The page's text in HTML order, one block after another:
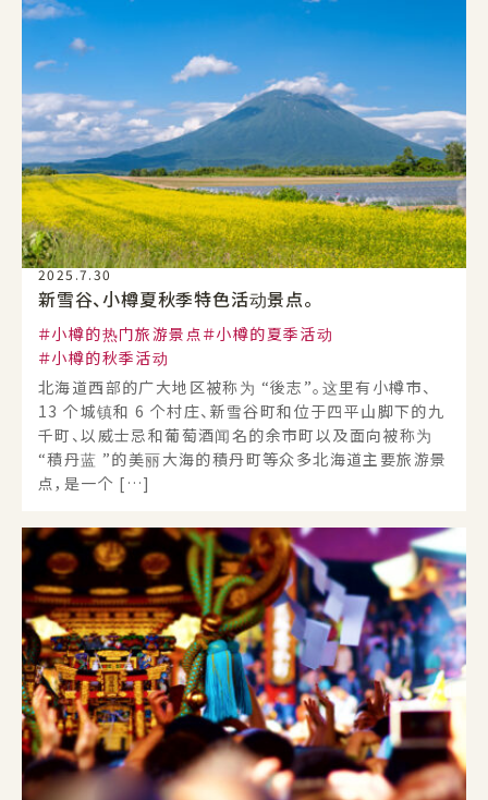
2025.7.30
新雪谷、小樽夏秋季特色活动景点。
小樽的热门旅游景点
小樽的夏季活动
小樽的秋季活动
北海道西部的广大地区被称为 “後志”。这里有小樽市、
13 个城镇和 6 个村庄、新雪谷町和位于四平山脚下的九
千町、以威士忌和葡萄酒闻名的余市町以及面向被称为
“積丹蓝 ”的美丽大海的積丹町等众多北海道主要旅游景
点，是一个 […]